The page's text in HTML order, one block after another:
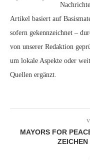
Artikel basiert auf
sofern gekennzeichnet –
von unserer Redaktion
um lokale Aspekte oder
Quellen ergänzt.
MAYORS FOR
ZEICHEN